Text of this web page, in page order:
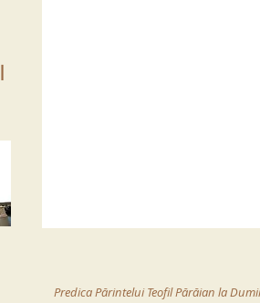
Predica Părintelui Teofil Părăian la